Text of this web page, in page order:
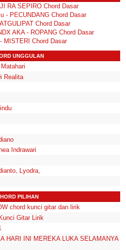
RA SEPIRO Chord Dasar
- PECUNDANG Chord Dasar
Chord Dasar
AKA - ROPANG Chord Dasar
MISTERI Chord Dasar
UNGGULAN
Realita
Indrawari
Lyodra,
PILIHAN
chord kunci gitar dan lirik
Gitar Lirik
HARI INI MEREKA LUKA SELAMANYA